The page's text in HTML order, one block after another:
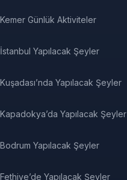
Kemer Günlük Aktiviteler
İstanbul Yapılacak Şeyler
Kuşadası’nda Yapılacak Şeyler
Kapadokya’da Yapılacak Şeyler
Bodrum Yapılacak Şeyler
Fethiye’de Yapılacak Şeyler